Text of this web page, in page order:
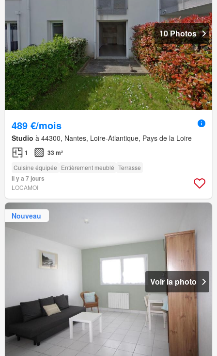
10 Photos
489 €/mois
Studio à 44300, Nantes, Loire-Atlantique, Pays de la Loire
1 33 m²
Cuisine équipée Entièrement meublé Terrasse
Il y a 7 jours
LOCAMOI
Nouveau
Voir la photo